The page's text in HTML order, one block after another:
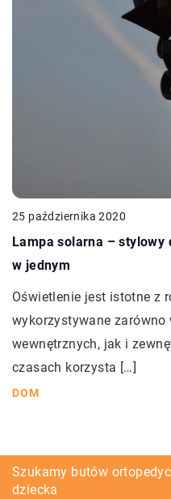
25 października 2020
Lampa solarna –
w jednym
Oświetlenie jest istotne z
wykorzystywane zarówno
wewnętrznych, jak i
czasach korzysta […]
DOM
Znaczenie drenażu i
on dla budynków
Szukamy butów
dziecka
Jak zamontować